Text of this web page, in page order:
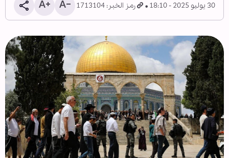
30 يوليو 2025 - 18:10 رمز الخبر: 1713104